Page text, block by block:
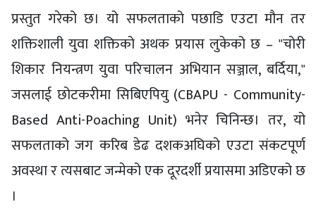
प्रस्तुत गरेको छ। यो सफलताको पछाडि एउटा मौन तर
शक्तिशाली युवा शक्तिको अथक प्रयास लुकेको छ – "चोरी
शिकार नियन्त्रण युवा परिचालन अभियान सञ्जाल, बर्दिया,"
जसलाई छोटकरीमा सिबिएपियु (CBAPU - Community-
Based Anti-Poaching Unit) भनेर चिनिन्छ। तर, यो
सफलताको जग करिब डेढ दशकअघिको एउटा संकटपूर्ण
अवस्था र त्यसबाट जन्मेको एक दूरदर्शी प्रयासमा अडिएको छ
।